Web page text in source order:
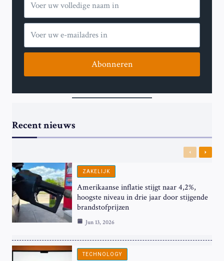
Abonneren
Recent nieuws
Previous
Next
ZAKELIJK
Amerikaanse inflatie stijgt naar 4,2%,
hoogste niveau in drie jaar door stijgende
brandstofprijzen
Jun 13, 2026
TECHNOLOGY